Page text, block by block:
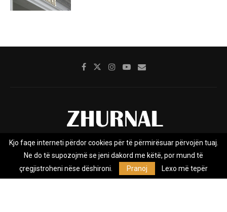
Rreth nesh Impresumi Marketing
Kontakt
Privacy Policy
Zhurnal.mk është Agjenci e Lajmeve e pavarur, e themeluar në vitin
Kjo faqe interneti përdor cookies për të përmirësuar përvojën tuaj.
Ne do të supozojmë se jeni dakord me këtë, por mund të
çregjistroheni nëse dëshironi.
Pranoj Lexo më tepër